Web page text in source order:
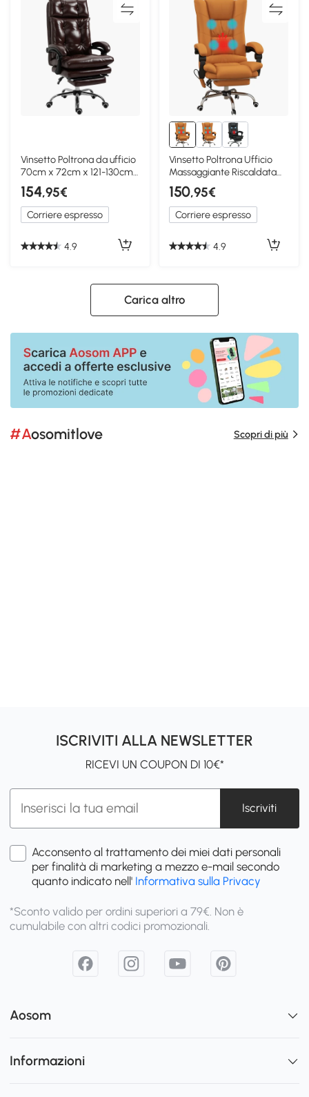
Vinsetto Poltrona da ufficio
70cm x 72cm x 121-130cm
Marrone
154,95€
Corriere espresso
4.9
Vinsetto Poltrona Ufficio
Massaggiante Riscaldata
Marrone Chiaro
150,95€
Corriere espresso
4.9
Carica altro
#Aosomitlove Scopri di più
ISCRIVITI ALLA NEWSLETTER
RICEVI UN COUPON DI 10€*
Iscriviti
Acconsento al trattamento dei miei dati personali
per finalità di marketing a mezzo e-mail secondo
quanto indicato nell' Informativa sulla Privacy
*Sconto valido per ordini superiori a 79€. Non è
cumulabile con altri codici promozionali.
Aosom
Informazioni